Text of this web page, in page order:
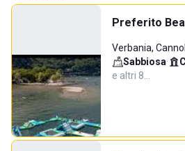
Preferito
Verbania,
Sabbiosa·
e altri 8…